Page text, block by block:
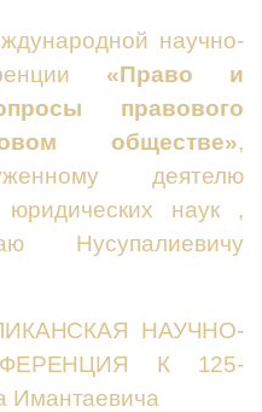
научно-
«Право и
правового
обществе»,
деятелю
юридических наук
,
Нусупалиевичу
НАУЧНО-
К 125-
Имантаевича